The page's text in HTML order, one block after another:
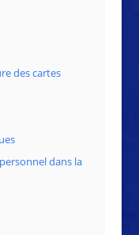
des cartes
dans la